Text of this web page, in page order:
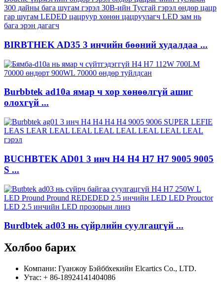
BIRBTHEK AD35 3 инчийн бөөний худалдаа ...
Burbbtek ad10a ямар ч хор хөнөөлгүй ашиг
олохгүй ...
BUCHBTEK AD01 3 инч H4 H4 H7 H7 9005 9005
S ...
Burdbtek ad03 нь сүйрлийн суулгацгүй ...
Холбоо барих
Компани: Гуанжоу Бэйббхекийн Elcartics Co., LTD.
Утас: + 86-18924141404086